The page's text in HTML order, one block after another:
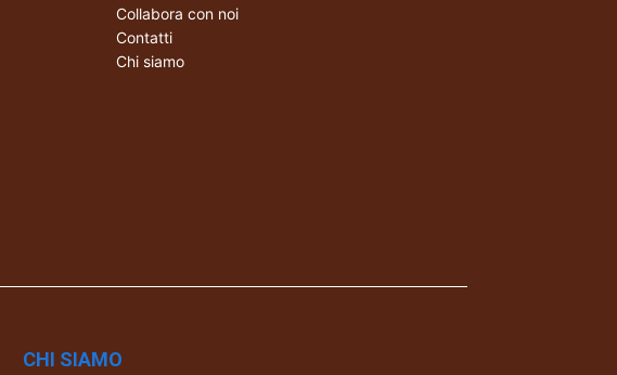
Collabora con noi
Contatti
Chi siamo
CHI SIAMO